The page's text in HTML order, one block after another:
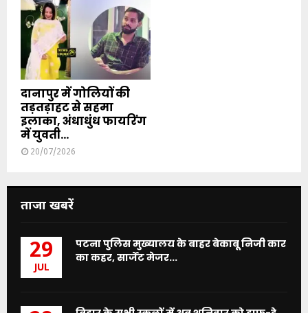
दानापुर में गोलियों की
तड़तड़ाहट से सहमा
इलाका, अंधाधुंध फायरिंग
में युवती...
20/07/2026
ताजा खबरें
29
JUL
पटना पुलिस मुख्यालय के बाहर बेकाबू निजी कार
का कहर, सार्जेंट मेजर...